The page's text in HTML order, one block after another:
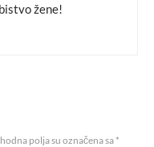
žene!
polja su označena sa *